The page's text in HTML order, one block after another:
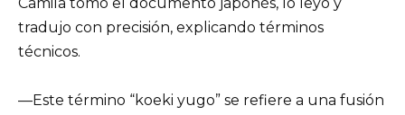
tradujo con precisión, explicando términos
técnicos.
—Este término “koeki yugo” se refiere a una fusión